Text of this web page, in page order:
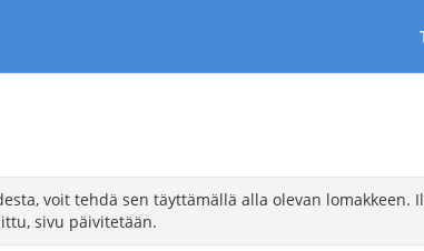
voit tehdä sen täyttämällä alla olevan
sivu päivitetään.